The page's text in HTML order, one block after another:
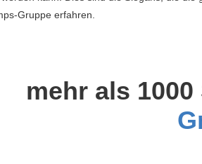
Gruppe erfahren.
mehr als